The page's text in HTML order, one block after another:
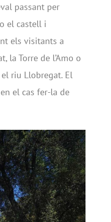
passant per
el castell i
els visitants a
la Torre de l’Amo o
riu Llobregat. El
el cas fer-la de